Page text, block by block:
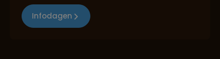
Infodagen